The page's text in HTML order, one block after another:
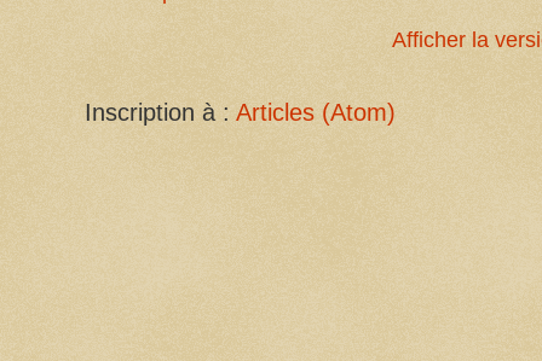
Afficher la
Inscription à : Articles (Atom)